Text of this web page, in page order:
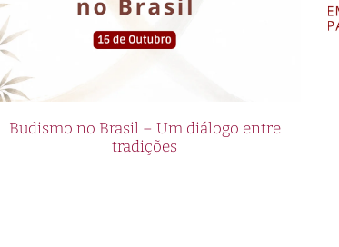
Budismo no Brasil – Um diálogo entre
tradições